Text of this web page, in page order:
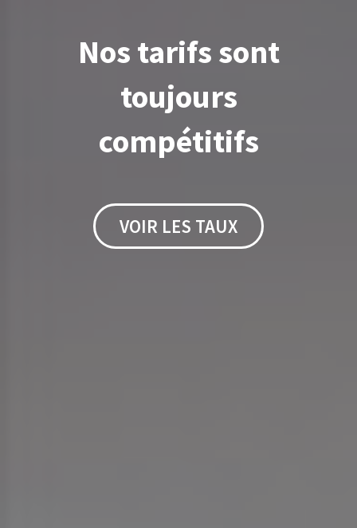
Nos tarifs sont
toujours
compétitifs
VOIR LES TAUX